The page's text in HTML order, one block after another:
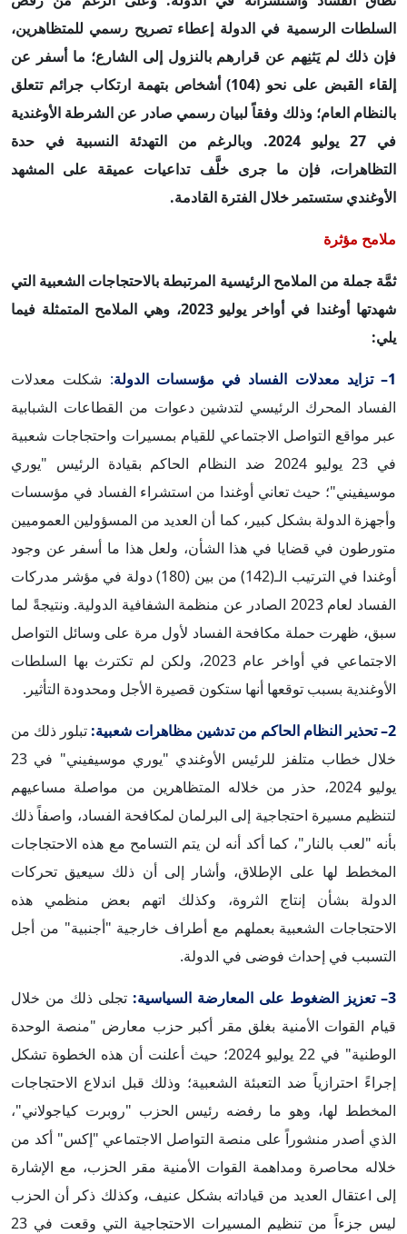
السلطات الرسمية في الدولة إعطاء تصريح رسمي للمتظاهرين،
فإن ذلك لم يَثنِهم عن قرارهم بالنزول إلى الشارع؛ ما أسفر عن
إلقاء القبض على نحو (104) أشخاص بتهمة ارتكاب جرائم تتعلق
بالنظام العام؛ وذلك وفقاً لبيان رسمي صادر عن الشرطة الأوغندية
في 27 يوليو 2024. وبالرغم من التهدئة النسبية في حدة
التظاهرات، فإن ما جرى خلَّف تداعيات عميقة على المشهد
الأوغندي ستستمر خلال الفترة القادمة.
ملامح مؤثرة
ثمَّة جملة من الملامح الرئيسية المرتبطة بالاحتجاجات الشعبية التي
شهدتها أوغندا في أواخر يوليو 2023، وهي الملامح المتمثلة فيما
يلي:
1– تزايد معدلات الفساد في مؤسسات الدولة : شكلت معدلات
الفساد المحرك الرئيسي لتدشين دعوات من القطاعات الشبابية
عبر مواقع التواصل الاجتماعي للقيام بمسيرات واحتجاجات شعبية
في 23 يوليو 2024 ضد النظام الحاكم بقيادة الرئيس "يوري
موسيفيني"؛ حيث تعاني أوغندا من استشراء الفساد في مؤسسات
وأجهزة الدولة بشكل كبير، كما أن العديد من المسؤولين العموميين
متورطون في قضايا في هذا الشأن، ولعل هذا ما أسفر عن وجود
أوغندا في الترتيب الـ(142) من بين (180) دولة في مؤشر مدركات
الفساد لعام 2023 الصادر عن منظمة الشفافية الدولية. ونتيجةً لما
سبق، ظهرت حملة مكافحة الفساد لأول مرة على وسائل التواصل
الاجتماعي في أواخر عام 2023، ولكن لم تكترث بها السلطات
الأوغندية بسبب توقعها أنها ستكون قصيرة الأجل ومحدودة التأثير.
2– تحذير النظام الحاكم من تدشين مظاهرات شعبية:
تبلور ذلك من
خلال خطاب متلفز للرئيس الأوغندي "يوري موسيفيني" في 23
يوليو 2024، حذر من خلاله المتظاهرين من مواصلة مساعيهم
لتنظيم مسيرة احتجاجية إلى البرلمان لمكافحة الفساد، واصفاً ذلك
بأنه "لعب بالنار"، كما أكد أنه لن يتم التسامح مع هذه الاحتجاجات
المخطط لها على الإطلاق، وأشار إلى أن ذلك سيعيق تحركات
الدولة بشأن إنتاج الثروة، وكذلك اتهم بعض منظمي هذه
الاحتجاجات الشعبية بعملهم مع أطراف خارجية "أجنبية" من أجل
التسبب في إحداث فوضى في الدولة.
3– تعزيز الضغوط على المعارضة السياسية:
تجلى ذلك من خلال
قيام القوات الأمنية بغلق مقر أكبر حزب معارض "منصة الوحدة
الوطنية" في 22 يوليو 2024؛ حيث أعلنت أن هذه الخطوة تشكل
إجراءً احترازياً ضد التعبئة الشعبية؛ وذلك قبل اندلاع الاحتجاجات
المخطط لها، وهو ما رفضه رئيس الحزب "روبرت كياجولاني"،
الذي أصدر منشوراً على منصة التواصل الاجتماعي "إكس" أكد من
خلاله محاصرة ومداهمة القوات الأمنية مقر الحزب، مع الإشارة
إلى اعتقال العديد من قياداته بشكل عنيف، وكذلك ذكر أن الحزب
ليس جزءاً من تنظيم المسيرات الاحتجاجية التي وقعت في 23